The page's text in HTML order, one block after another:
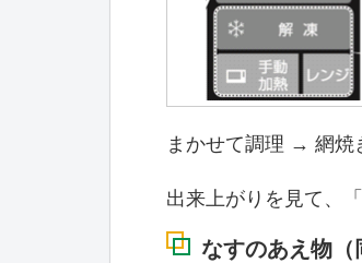
まかせて調理 → 網焼
出来上がりを見て、
なすのあえ物（